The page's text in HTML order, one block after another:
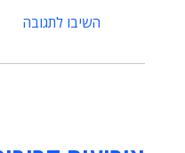
השיבו לתגובה